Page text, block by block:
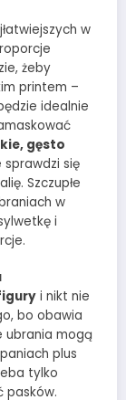
w
żeby
printem –
idealnie
gęsto
sprawdzi się
Szczupłe
w
i
i nikt nie
bo obawia
ubrania mogą
plus
tylko
pasków.